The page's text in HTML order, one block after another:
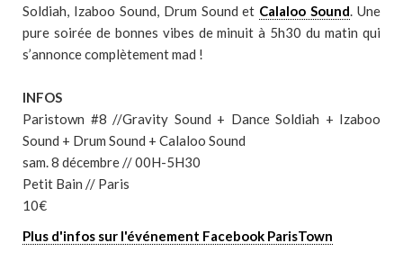
Soldiah, Izaboo Sound, Drum Sound et Calaloo Sound. Une
pure soirée de bonnes vibes de minuit à 5h30 du matin qui
s’annonce complètement mad !
INFOS
Paristown #8 //Gravity Sound + Dance Soldiah + Izaboo
Sound + Drum Sound + Calaloo Sound
sam. 8 décembre // 00H-5H30
Petit Bain // Paris
10€
Plus d'infos sur l'événement Facebook ParisTown